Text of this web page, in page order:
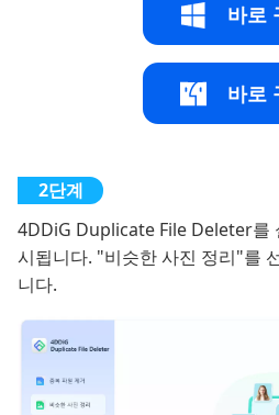
바로
바로
4DDiG Duplicate File Deleter를
시됩니다. "비슷한 사진 정리"를
니다.